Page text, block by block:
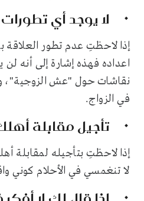
لا يوجد أي
إذا لاحظتِ عدم تطور العلاقة
اعداده فهذه إشارة إلى أنه
نقاشات حول "عش الزوجية"،
في الزواج.
تأجيل مقابلة
إذا لاحظتِ بتأجيله لمقابلة
لا تنغمسي في الأحلام كوني